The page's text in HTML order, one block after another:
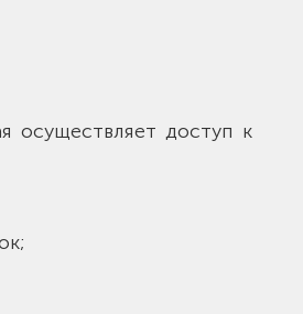
осуществляет доступ к